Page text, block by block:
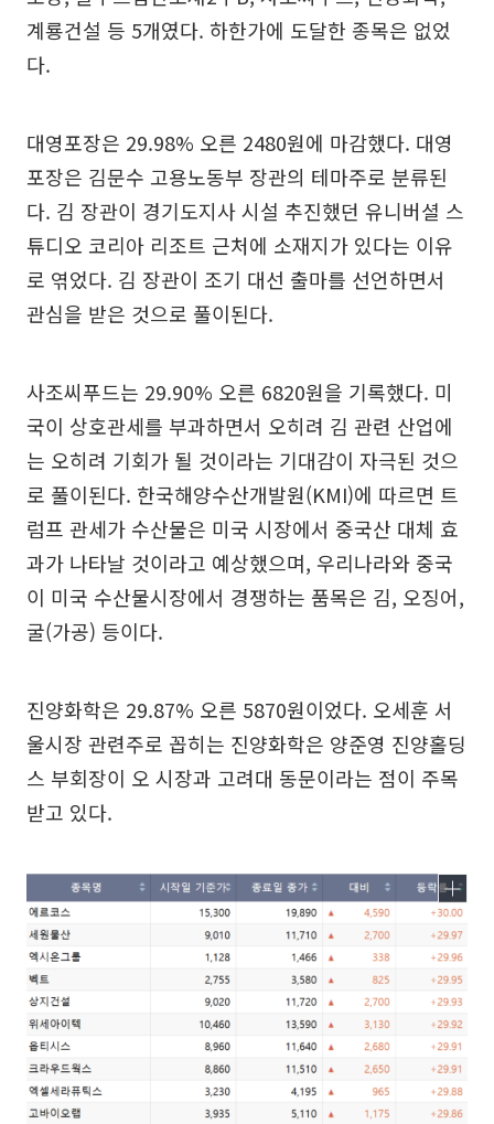
계룡건설 등 5개였다. 하한가에 도달한 종목은 없었
다.
대영포장은 29.98% 오른 2480원에 마감했다. 대영
포장은 김문수 고용노동부 장관의 테마주로 분류된
다. 김 장관이 경기도지사 시설 추진했던 유니버셜 스
튜디오 코리아 리조트 근처에 소재지가 있다는 이유
로 엮었다. 김 장관이 조기 대선 출마를 선언하면서
관심을 받은 것으로 풀이된다.
사조씨푸드는 29.90% 오른 6820원을 기록했다. 미
국이 상호관세를 부과하면서 오히려 김 관련 산업에
는 오히려 기회가 될 것이라는 기대감이 자극된 것으
로 풀이된다. 한국해양수산개발원(KMI)에 따르면 트
럼프 관세가 수산물은 미국 시장에서 중국산 대체 효
과가 나타날 것이라고 예상했으며, 우리나라와 중국
이 미국 수산물시장에서 경쟁하는 품목은 김, 오징어,
굴(가공) 등이다.
진양화학은 29.87% 오른 5870원이었다. 오세훈 서
울시장 관련주로 꼽히는 진양화학은 양준영 진양홀딩
스 부회장이 오 시장과 고려대 동문이라는 점이 주목
받고 있다.